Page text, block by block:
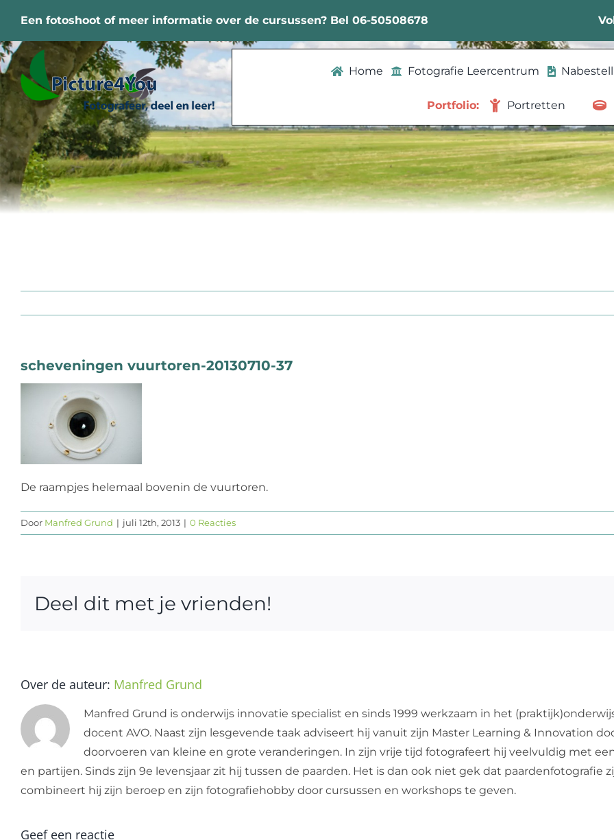
naar
inhoud
Een fotoshoot of meer informatie over de cursussen? Bel 06-50508678
Home Fotografie Leercentrum
Portfolio: Portretten
scheveningen vuurtoren-20130710-37
De raampjes helemaal bovenin de vuurtoren.
Door Manfred Grund | juli 12th, 2013 | 0 Reacties
Deel dit met je vrienden!
Over de auteur: Manfred Grund
Manfred Grund is onderwijs innovatie specialist en sinds 1999 werkzaam in het
docent AVO. Naast zijn lesgevende taak adviseert hij vanuit zijn Master Learning & Innovation
doorvoeren van kleine en grote veranderingen. In zijn vrije tijd fotografeert hij veelvuldig met
en partijen. Sinds zijn 9e levensjaar zit hij tussen de paarden. Het is dan ook niet gek dat paardenfotografie
combineert hij zijn beroep en zijn fotografiehobby door cursussen en workshops te geven.
Geef een reactie